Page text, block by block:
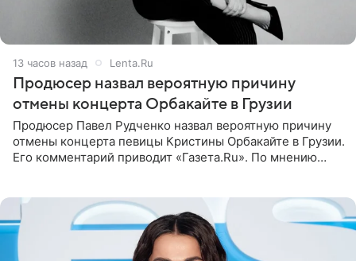
13 часов назад Lenta.Ru
Продюсер назвал вероятную причину
отмены концерта Орбакайте в Грузии
Продюсер Павел Рудченко назвал вероятную причину
отмены концерта певицы Кристины Орбакайте в Грузии.
Его комментарий приводит «Газета.Ru». По мнению